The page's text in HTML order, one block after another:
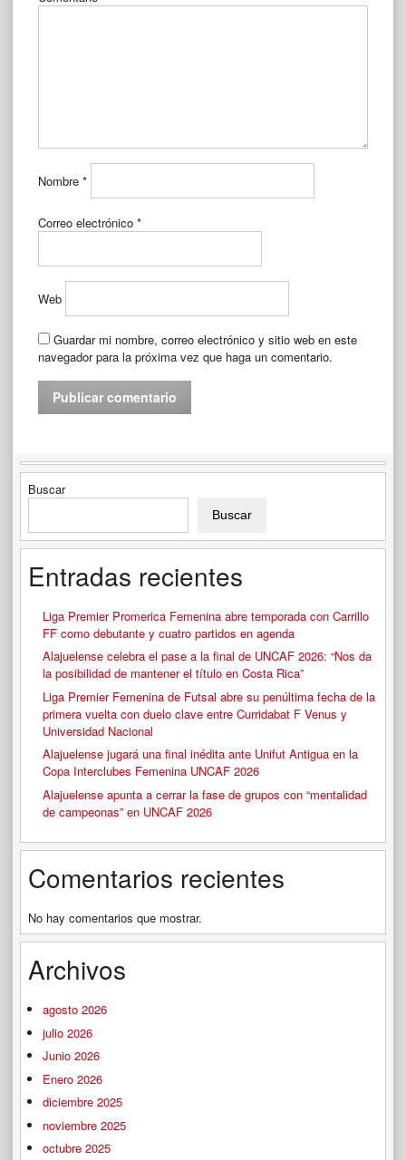
Nombre *
Correo electrónico *
Web
Guardar mi nombre, correo electrónico y sitio web en este
navegador para la próxima vez que haga un comentario.
Buscar
Buscar
Entradas recientes
Liga Premier Promerica Femenina abre temporada con Carrillo
FF como debutante y cuatro partidos en agenda
Alajuelense celebra el pase a la final de UNCAF 2026: “Nos da
la posibilidad de mantener el título en Costa Rica”
Liga Premier Femenina de Futsal abre su penúltima fecha de la
primera vuelta con duelo clave entre Curridabat F Venus y
Universidad Nacional
Alajuelense jugará una final inédita ante Unifut Antigua en la
Copa Interclubes Femenina UNCAF 2026
Alajuelense apunta a cerrar la fase de grupos con “mentalidad
de campeonas” en UNCAF 2026
Comentarios recientes
No hay comentarios que mostrar.
Archivos
agosto 2026
julio 2026
Junio 2026
Enero 2026
diciembre 2025
noviembre 2025
octubre 2025